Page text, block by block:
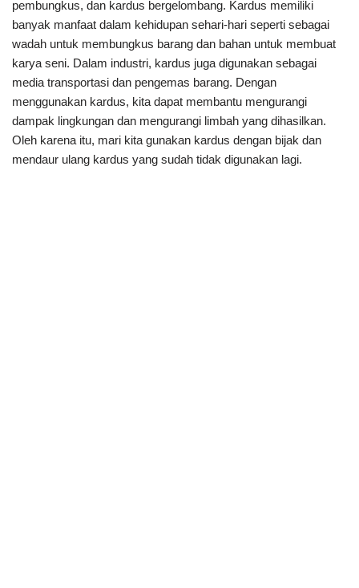
pembungkus, dan kardus bergelombang. Kardus memiliki
banyak manfaat dalam kehidupan sehari-hari seperti sebagai
wadah untuk membungkus barang dan bahan untuk membuat
karya seni. Dalam industri, kardus juga digunakan sebagai
media transportasi dan pengemas barang. Dengan
menggunakan kardus, kita dapat membantu mengurangi
dampak lingkungan dan mengurangi limbah yang dihasilkan.
Oleh karena itu, mari kita gunakan kardus dengan bijak dan
mendaur ulang kardus yang sudah tidak digunakan lagi.